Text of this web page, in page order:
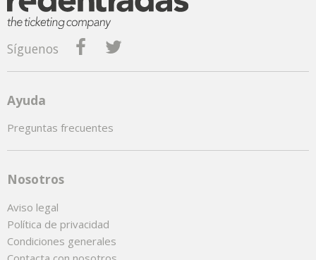
Síguenos
Ayuda
Preguntas frecuentes
Nosotros
Aviso legal
Política de privacidad
Condiciones generales